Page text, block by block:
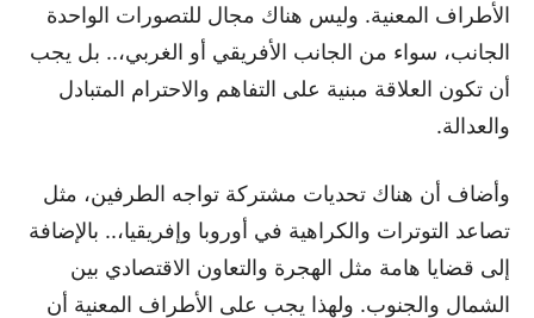
الأطراف المعنية. وليس هناك مجال للتصورات الواحدة
الجانب، سواء من الجانب الأفريقي أو الغربي،.. بل يجب
أن تكون العلاقة مبنية على التفاهم والاحترام المتبادل
والعدالة.
وأضاف أن هناك تحديات مشتركة تواجه الطرفين، مثل
تصاعد التوترات والكراهية في أوروبا وإفريقيا،.. بالإضافة
إلى قضايا هامة مثل الهجرة والتعاون الاقتصادي بين
الشمال والجنوب. ولهذا يجب على الأطراف المعنية أن